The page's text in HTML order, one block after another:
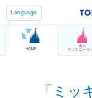
Language
HOME
東京
ディズニーラ
「ミ